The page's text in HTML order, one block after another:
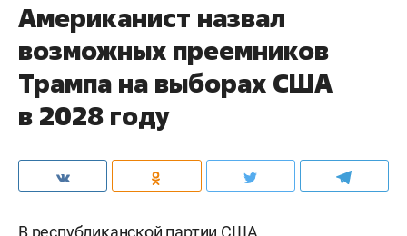
Американист назвал
возможных преемников
Трампа на выборах США
в 2028 году
В республиканской партии США